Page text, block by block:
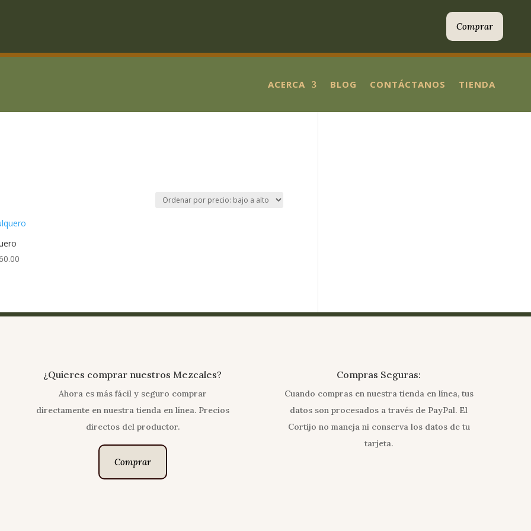
Comprar
ACERCA BLOG CONTÁCTANOS TIENDA
¿Quieres comprar nuestros Mezcales?
Ahora es más fácil y seguro comprar
directamente en nuestra tienda en línea. Precios
directos del productor.
Comprar
Compras Seguras:
Cuando compras en nuestra tienda en línea, tus
datos son procesados a través de PayPal. El
Cortijo no maneja ni conserva los datos de tu
tarjeta.